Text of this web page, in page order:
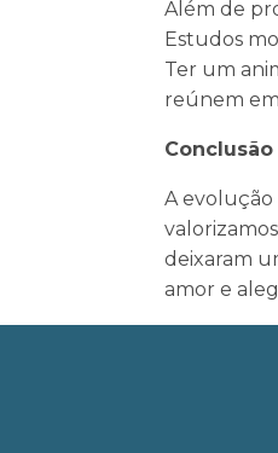
Além de
Estudos
Ter um
reúnem
Conclusão
A
deixaram
amor e